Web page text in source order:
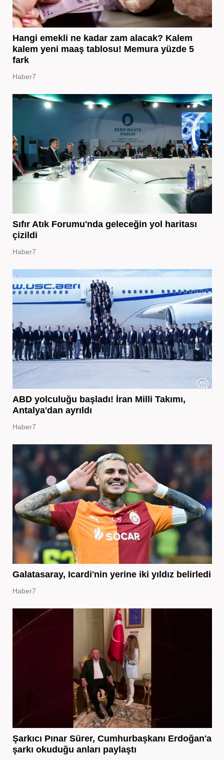
Hangi emekli ne kadar zam alacak? Kalem
kalem yeni maaş tablosu! Memura yüzde 5
fark
Haber7
Sıfır Atık Forumu'nda geleceğin yol haritası
çizildi
Haber7
ABD yolculuğu başladı! İran Milli Takımı,
Antalya'dan ayrıldı
Haber7
Galatasaray, Icardi'nin yerine iki yıldız belirledi
Haber7
Şarkıcı Pınar Sürer, Cumhurbaşkanı Erdoğan'a
şarkı okuduğu anları paylaştı